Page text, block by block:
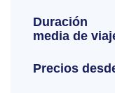
Duración
media de
Precios